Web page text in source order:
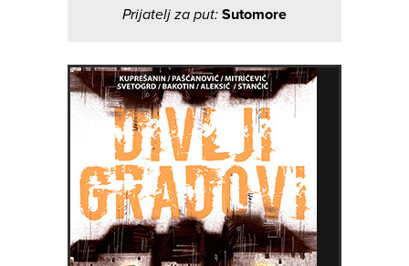
Prijatelj za put: Sutomore